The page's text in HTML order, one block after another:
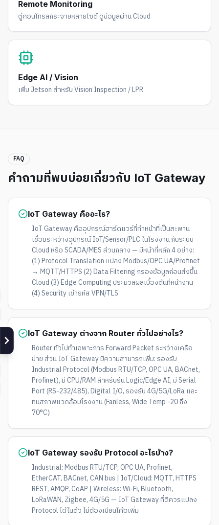
Remote Monitoring
ตู้คอนโทรลกระจายหลายไซต์ ดูข้อมูลผ่าน Cloud
Edge AI / Vision
เพิ่ม Jetson สำหรับ Vision Inspection / LPR
FAQ
คำถามที่พบบ่อยเกี่ยวกับ IoT Gateway
IoT Gateway คืออะไร?
IoT Gateway คืออุปกรณ์ฮาร์ดแวร์ที่ทำหน้าที่เป็นสะพาน
เชื่อมระหว่างอุปกรณ์ IoT/Sensor/PLC ในโรงงาน กับระบบ
Cloud หรือ SCADA/MES ส่วนกลาง — มีหน้าที่หลัก 4 อย่าง:
(1) Protocol Translation แปลง Modbus/OPC UA/Profinet
→ MQTT/HTTPS (2) Data Filtering กรองข้อมูลก่อนส่งขึ้น
Cloud (3) Edge Computing ประมวลผลเบื้องต้นที่หน้างาน
(4) Security เข้ารหัส VPN/TLS
IoT Gateway ต่างจาก Router ทั่วไปอย่างไร?
Router ทั่วไปทำเฉพาะการ Forward Packet ระหว่างเครือ
ข่าย ส่วน IoT Gateway มีความสามารถเพิ่ม: รองรับ
Industrial Protocol (Modbus RTU/TCP, OPC UA, BACnet,
Profinet), มี CPU/RAM สำหรับรัน Logic/Edge AI, มี Serial
Port (RS-232/485), Digital I/O, รองรับ 4G/5G/LoRa และ
ทนสภาพแวดล้อมโรงงาน (Fanless, Wide Temp -20 ถึง
70°C)
IoT Gateway รองรับ Protocol อะไรบ้าง?
Industrial: Modbus RTU/TCP, OPC UA, Profinet,
EtherCAT, BACnet, CAN bus | IoT/Cloud: MQTT, HTTPS
REST, AMQP, CoAP | Wireless: Wi-Fi, Bluetooth,
LoRaWAN, Zigbee, 4G/5G — IoT Gateway ที่ดีควรแปลง
Protocol ได้ในตัว ไม่ต้องเขียนโค้ดเพิ่ม